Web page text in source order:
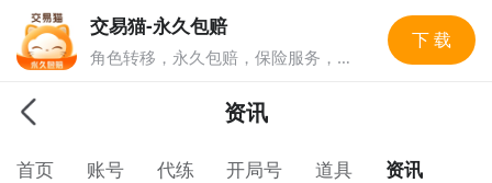
交易猫-永久包赔
角色转移，永久包赔，保险服务，实
就上交易猫，1亿玩家选择的游戏交
下 载
资讯
首页 账号 代练 开局号 道具 资讯